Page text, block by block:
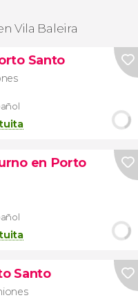
Vila Baleira
Santo
en Porto
Santo